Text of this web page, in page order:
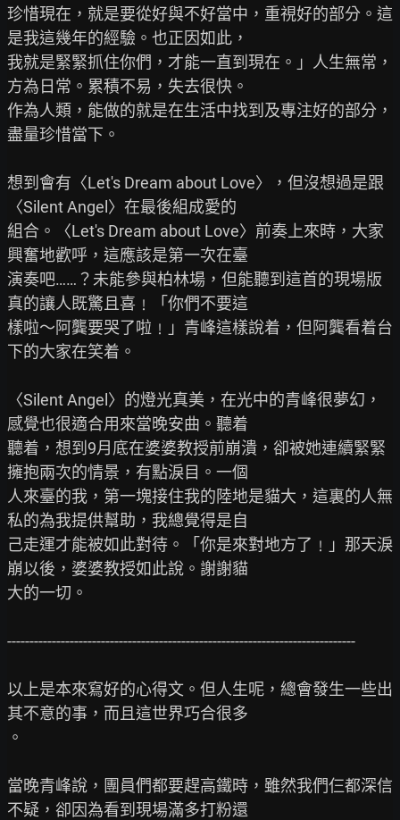
珍惜現在，就是要從好與不好當中，重視好的部分。這
是我這幾年的經驗。也正因如此，
我就是緊緊抓住你們，才能一直到現在。」人生無常，
方為日常。累積不易，失去很快。
作為人類，能做的就是在生活中找到及專注好的部分，
盡量珍惜當下。
想到會有〈Let's Dream about Love〉，但沒想過是跟
〈Silent Angel〉在最後組成愛的
組合。〈Let's Dream about Love〉前奏上來時，大家
興奮地歡呼，這應該是第一次在臺
演奏吧……？未能參與柏林場，但能聽到這首的現場版
真的讓人既驚且喜﹗「你們不要這
樣啦～阿龔要哭了啦﹗」青峰這樣說着，但阿龔看着台
下的大家在笑着。
〈Silent Angel〉的燈光真美，在光中的青峰很夢幻，
感覺也很適合用來當晚安曲。聽着
聽着，想到9月底在婆婆教授前崩潰，卻被她連續緊緊
擁抱兩次的情景，有點淚目。一個
人來臺的我，第一塊接住我的陸地是貓大，這裏的人無
私的為我提供幫助，我總覺得是自
己走運才能被如此對待。「你是來對地方了﹗」那天淚
崩以後，婆婆教授如此說。謝謝貓
大的一切。
------------------------------------------------------------------------------
以上是本來寫好的心得文。但人生呢，總會發生一些出
其不意的事，而且這世界巧合很多
。
當晚青峰說，團員們都要趕高鐵時，雖然我們仨都深信
不疑，卻因為看到現場滿多打粉還